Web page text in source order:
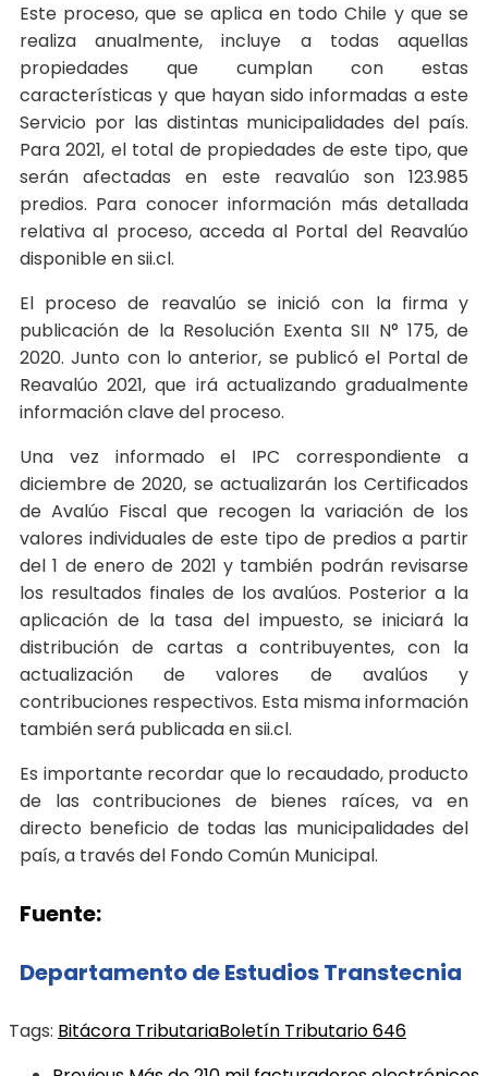
Este proceso, que se aplica en todo Chile y que se
realiza anualmente, incluye a todas aquellas
propiedades que cumplan con estas
características y que hayan sido informadas a este
Servicio por las distintas municipalidades del país.
Para 2021, el total de propiedades de este tipo, que
serán afectadas en este reavalúo son 123.985
predios. Para conocer información más detallada
relativa al proceso, acceda al Portal del Reavalúo
disponible en sii.cl.
El proceso de reavalúo se inició con la firma y
publicación de la Resolución Exenta SII N° 175, de
2020. Junto con lo anterior, se publicó el Portal de
Reavalúo 2021, que irá actualizando gradualmente
información clave del proceso.
Una vez informado el IPC correspondiente a
diciembre de 2020, se actualizarán los Certificados
de Avalúo Fiscal que recogen la variación de los
valores individuales de este tipo de predios a partir
del 1 de enero de 2021 y también podrán revisarse
los resultados finales de los avalúos. Posterior a la
aplicación de la tasa del impuesto, se iniciará la
distribución de cartas a contribuyentes, con la
actualización de valores de avalúos y
contribuciones respectivos. Esta misma información
también será publicada en sii.cl.
Es importante recordar que lo recaudado, producto
de las contribuciones de bienes raíces, va en
directo beneficio de todas las municipalidades del
país, a través del Fondo Común Municipal.
Fuente:
Departamento de Estudios Transtecnia
Tags: Bitácora TributariaBoletín Tributario 646